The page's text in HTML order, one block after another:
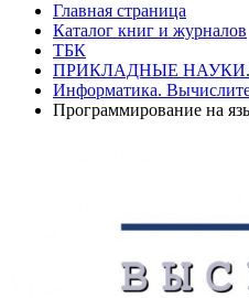
Главная страница
Каталог книг и журналов
ТБК
ПРИКЛАДНЫЕ
Информатика.
Программирование на